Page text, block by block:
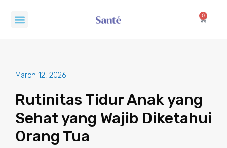
Menu 0 Cart
March 12, 2026
Rutinitas Tidur Anak yang
Sehat yang Wajib Diketahui
Orang Tua